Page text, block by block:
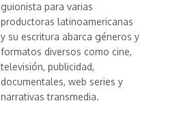
guionista para varias
productoras latinoamericanas
y su escritura abarca géneros y
formatos diversos como cine,
televisión, publicidad,
documentales, web series y
narrativas transmedia.